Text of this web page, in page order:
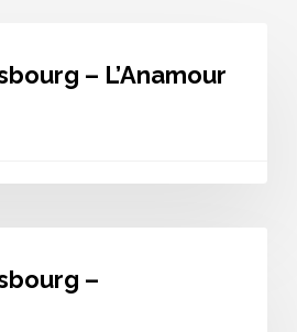
– L’Anamour
–